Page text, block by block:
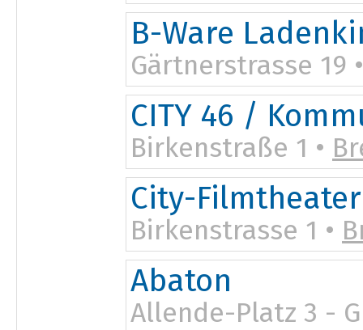
B-Ware
Gärtnerstrasse 19
CITY 46 /
Birkenstraße 1 •
17:30
City-Filmtheater
Birkenstrasse 1 •
17:30
Abaton
Allende-Platz 3 -